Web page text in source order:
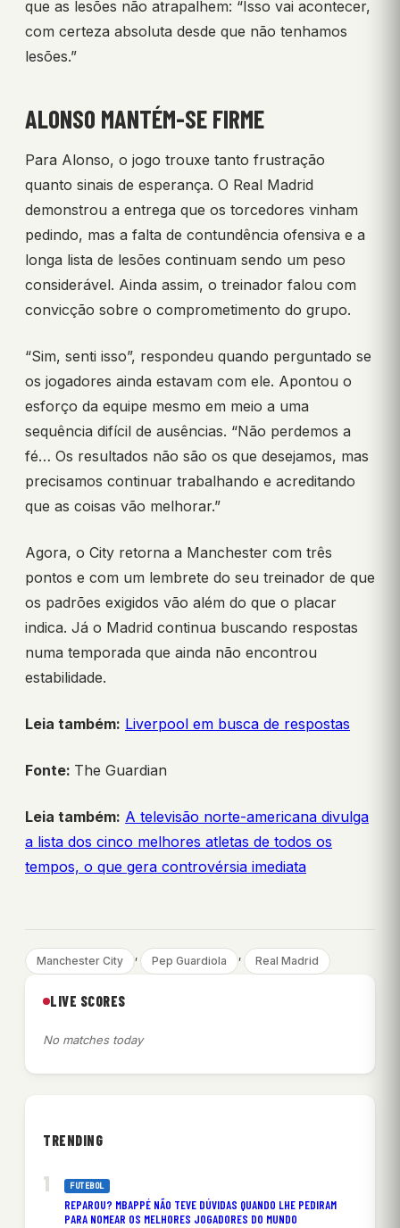
que as lesões não atrapalhem: “Isso vai acontecer,
com certeza absoluta desde que não tenhamos
lesões.”
ALONSO MANTÉM-SE FIRME
Para Alonso, o jogo trouxe tanto frustração
quanto sinais de esperança. O Real Madrid
demonstrou a entrega que os torcedores vinham
pedindo, mas a falta de contundência ofensiva e a
longa lista de lesões continuam sendo um peso
considerável. Ainda assim, o treinador falou com
convicção sobre o comprometimento do grupo.
“Sim, senti isso”, respondeu quando perguntado se
os jogadores ainda estavam com ele. Apontou o
esforço da equipe mesmo em meio a uma
sequência difícil de ausências. “Não perdemos a
fé… Os resultados não são os que desejamos, mas
precisamos continuar trabalhando e acreditando
que as coisas vão melhorar.”
Agora, o City retorna a Manchester com três
pontos e com um lembrete do seu treinador de que
os padrões exigidos vão além do que o placar
indica. Já o Madrid continua buscando respostas
numa temporada que ainda não encontrou
estabilidade.
Leia também: Liverpool em busca de respostas
Fonte: The Guardian
Leia também: A televisão norte-americana divulga
a lista dos cinco melhores atletas de todos os
tempos, o que gera controvérsia imediata
Manchester City , Pep Guardiola , Real Madrid
LIVE SCORES
No matches today
TRENDING
FUTEBOL
REPAROU? MBAPPÉ NÃO TEVE DÚVIDAS QUANDO LHE PEDIRAM
PARA NOMEAR OS MELHORES JOGADORES DO MUNDO